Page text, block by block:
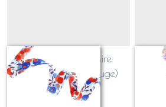
Biais Liberty Wiltshire
Marianne (bleu, rouge)
Sur demande
Biais